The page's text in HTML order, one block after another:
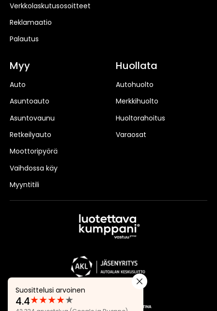
Suosittelusi arvoinen
Arvostelut:
★★★★★
4.4
Verkkolaskutusosoitteet
Reklamaatio
Palautus
Myy
Auto
Asuntoauto
Asuntovaunu
Retkeilyauto
Moottoripyörä
Vaihdossa käy
Myyntitili
Huollata
Autohuolto
Merkkihuolto
Huoltorahoitus
Varaosat